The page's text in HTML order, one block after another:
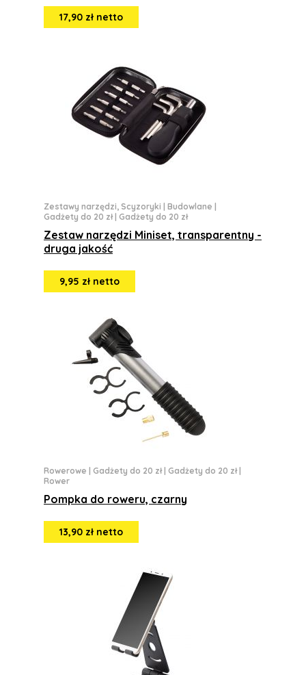
17,90 zł netto
Zestawy narzędzi, Scyzoryki Budowlane
Gadżety do 20 zł| Gadżety do 20 zł
Zestaw narzędzi Miniset, transparentny -
druga jakość
9,95 zł netto
Rowerowe Gadżety do 20 zł| Gadżety do 20 zł|
Rower
Pompka do roweru, czarny
13,90 zł netto